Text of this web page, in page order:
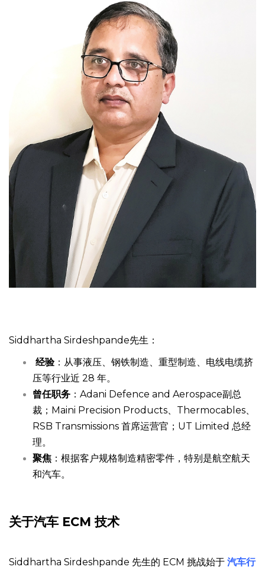
Siddhartha Sirdeshpande先生：
经验：从事液压、钢铁制造、重型制造、电线电缆挤
压等行业近 28 年。
曾任职务：Adani Defence and Aerospace副总
裁；Maini Precision Products、Thermocables、
RSB Transmissions 首席运营官；UT Limited 总经
理。
聚焦：根据客户规格制造精密零件，特别是航空航天